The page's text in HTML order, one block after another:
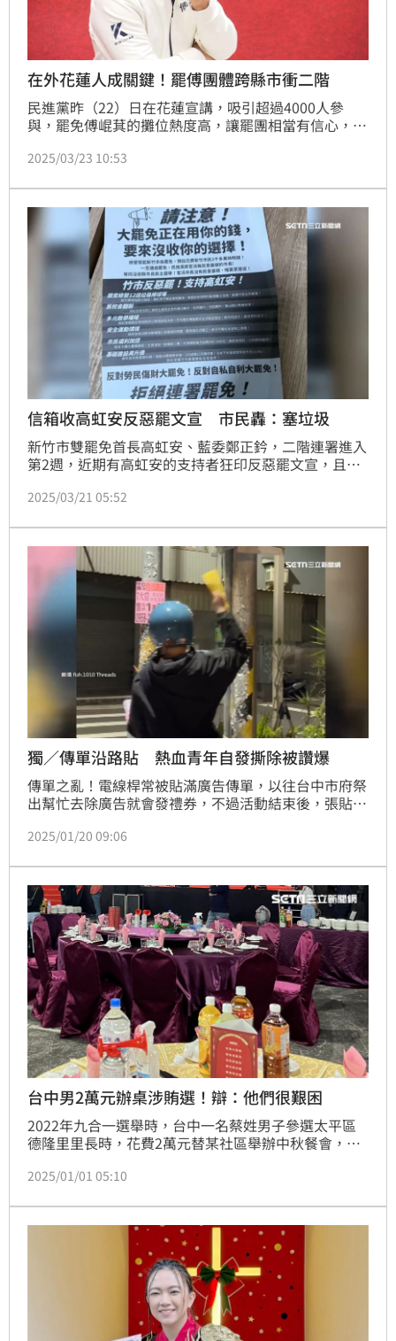
在外花蓮人成關鍵！罷傅團體跨縣市衝二階
民進黨昨（22）日在花蓮宣講，吸引超過4000人參
與，罷免傅崐萁的攤位熱度高，讓罷團相當有信心，下
蓮人也可以連署。而現在就連在新北雙和，罷免藍委張
委更顯眼，似乎「罷免傅崐萁」的效應已經外溢到全國
各地。
2025/03/23 10:53
信箱收高虹安反惡罷文宣 市民轟：塞垃圾
新竹市雙罷免首長高虹安、藍委鄭正鈐，二階連署進入
第2週，近期有高虹安的支持者狂印反惡罷文宣，且塞
網友直呼是「塞垃圾」到信箱，對此新竹市民眾黨部尚
2025/03/21 05:52
獨／傳單沿路貼 熱血青年自發撕除被讚爆
傳單之亂！電線桿常被貼滿廣告傳單，以往台中市府祭
出幫忙去除廣告就會發禮券，不過活動結束後，張貼亂
單，短短2週，撕除的傳單總重超過20公斤，數量相當
2025/01/20 09:06
台中男2萬元辦桌涉賄選！辯：他們很艱困
2022年九合一選舉時，台中一名蔡姓男子參選太平區
德隆里里長時，花費2萬元替某社區舉辦中秋餐會，且
熱心贊助社區公共設施修復」，後續又出席餐會拉票。
刑，經蔡男不斷上訴，台中高分院更一審改判蔡男1年1
月，併科100萬元罰金。全案還可上訴。
2025/01/01 05:10